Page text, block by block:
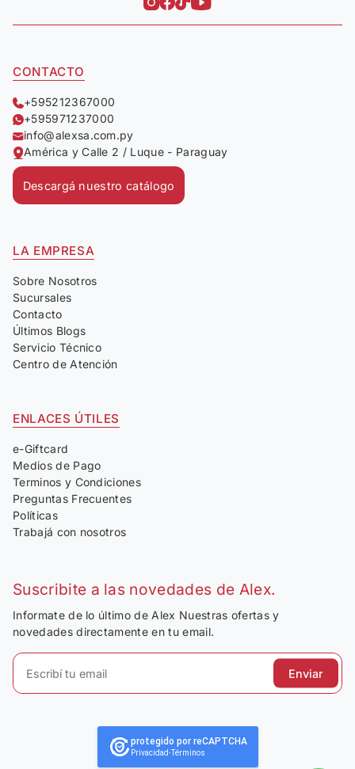
CONTACTO
+595212367000
+595971237000
info@alexsa.com.py
América y Calle 2 / Luque - Paraguay
Descargá nuestro catálogo
LA EMPRESA
Sobre Nosotros
Sucursales
Contacto
Últimos Blogs
Servicio Técnico
Centro de Atención
ENLACES ÚTILES
e-Giftcard
Medios de Pago
Terminos y Condiciones
Preguntas Frecuentes
Políticas
Trabajá con nosotros
Suscribite a las novedades de Alex.
Informate de lo último de Alex Nuestras ofertas y
novedades directamente en tu email.
Enviar
protegido por reCAPTCHA
Privacidad-Términos